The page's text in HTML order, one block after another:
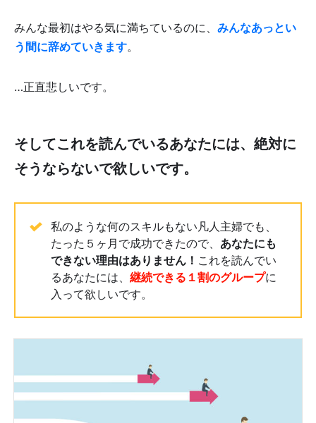
みんな最初はやる気に満ちているのに、 みんなあっとい
う間に辞めていきます。
…正直悲しいです。
そしてこれを読んでいるあなたには、絶対に
そうならないで欲しいです。
私のような何のスキルもない凡人主婦でも、
たった５ヶ月で成功できたので、 あなたにも
できない理由はありません！ これを読んでい
るあなたには、 継続できる１割のグループに
入って欲しいです。